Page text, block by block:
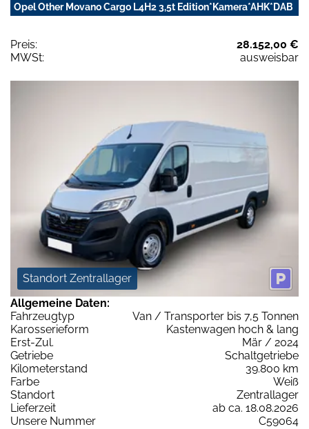
Opel Other Movano Cargo L4H2 3,5t Edition*Kamera*AHK*DAB
Preis:
28.152,00 €
MWSt:
ausweisbar
Standort Zentrallager
Allgemeine Daten:
Fahrzeugtyp
Van / Transporter bis 7,5 Tonnen
Karosserieform
Kastenwagen hoch & lang
Erst-Zul.
Mär / 2024
Getriebe
Schaltgetriebe
Kilometerstand
39.800 km
Farbe
Weiß
Standort
Zentrallager
Lieferzeit
ab ca. 18.08.2026
Unsere Nummer
C59064